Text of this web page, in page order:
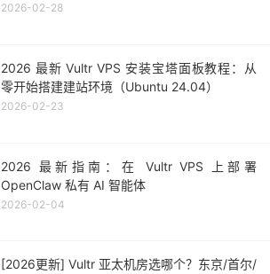
2026-02-28
2026 最新 Vultr VPS 安装宝塔面板教程：从
零开始搭建建站环境（Ubuntu 24.04）
2026-02-23
2026 最新指南：在 Vultr VPS 上部署
OpenClaw 私有 AI 智能体
2026-02-04
[2026更新] Vultr 亚太机房选哪个？东京/首尔/